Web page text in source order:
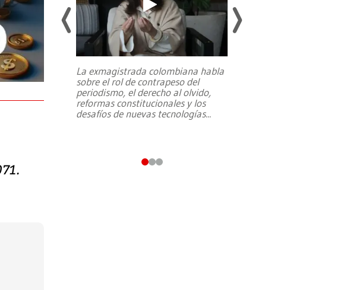
28 de
una
La exmagistrada colombiana habla
sobre el rol de contrapeso del
periodismo, el derecho al olvido,
reformas constitucionales y los
desafíos de nuevas tecnologías...